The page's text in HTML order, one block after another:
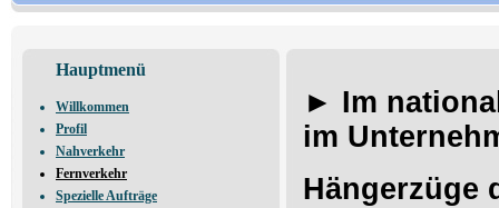
Hauptmenü
Willkommen
Profil
Nahverkehr
Fernverkehr
Spezielle Aufträge
► Im
im
Hängerzüge